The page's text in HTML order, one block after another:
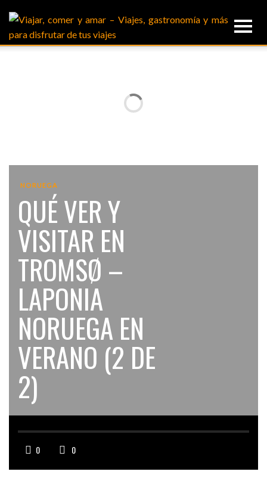
NORUEGA
QUÉ VER Y
VISITAR EN
TROMSØ –
LAPONIA
NORUEGA EN
VERANO (2 DE
2)
0 0